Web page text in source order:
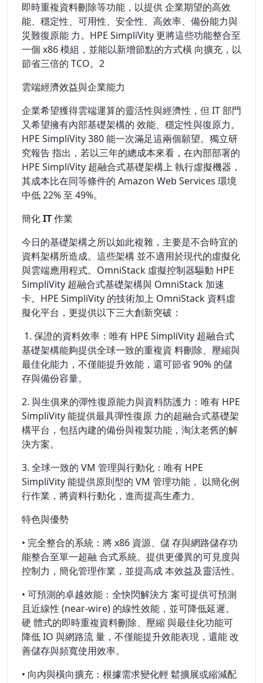
即時重複資料刪除等功能，以提供 企業期望的高效
能、穩定性、可用性、安全性、高效率、備份能力與
災難復原能 力。HPE SimpliVity 更將這些功能整合至
一個 x86 模組，並能以新增節點的方式橫 向擴充，以
節省三倍的 TCO。2
雲端經濟效益與企業能力
企業希望獲得雲端運算的靈活性與經濟性，但 IT 部門
又希望擁有內部基礎架構的 效能、穩定性與復原力。
HPE SimpliVity 380 能一次滿足這兩個願望。獨立研
究報告 指出，若以三年的總成本來看，在內部部署的
HPE SimpliVity 超融合式基礎架構上 執行虛擬機器，
其成本比在同等條件的 Amazon Web Services 環境
中低 22% 至 49%。
簡化 IT作業
今日的基礎架構之所以如此複雜，主要是不合時宜的
資料架構所造成。這些架構 並不適用於現代的虛擬化
與雲端應用程式。OmniStack 虛擬控制器驅動 HPE
SimpliVity 超融合式基礎架構與 OmniStack 加速
卡。HPE SimpliVity 的技術加上 OmniStack 資料虛
擬化平台，更提供以下三大創新突破：
1. 保證的資料效率：唯有 HPE SimpliVity 超融合式
基礎架構能夠提供全球一致的重複資 料刪除、壓縮與
最佳化能力，不僅能提升效能，還可節省 90% 的儲
存與備份容量。
2. 與生俱來的彈性復原能力與資料防護力：唯有 HPE
SimpliVity 能提供最具彈性復原 力的超融合式基礎架
構平台，包括內建的備份與複製功能，淘汰老舊的解
決方案。
3. 全球一致的 VM 管理與行動化：唯有 HPE
SimpliVity 能提供原則型的 VM 管理功能， 以簡化例
行作業，將資料行動化，進而提高生產力。
特色與優勢
• 完全整合的系統：將 x86 資源、儲 存與網路儲存功
能整合至單一超融 合式系統。提供更優異的可見度與
控制力，簡化管理作業，並提高成 本效益及靈活性。
• 可預測的卓越效能：全快閃解決方 案可提供可預測
且近線性 (near-wire) 的線性效能，並可降低延遲。
硬 體式的即時重複資料刪除、壓縮 與最佳化功能可
降低 IO 與網路流 量，不僅能提升效能表現，還能 改
善儲存與頻寬使用效率。
• 向內與橫向擴充：根據需求變化輕 鬆擴展或縮減配